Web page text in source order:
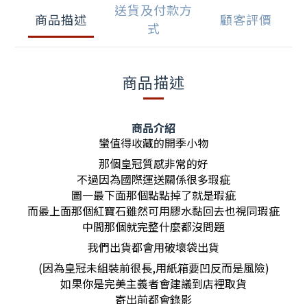
商品描述
送貨及付款方
式
顧客評價
商品描述
商品介紹
蠻值得收藏的開季小物
那個皇冠質感非常的好
不過因為國際運送關係很多瑕疵
圖一最下面那個點點掉了就是瑕疵
而最上面那個紅寶石雖然可用膠水黏回去也視同瑕疵
中間那個就完整什麼都沒問題
我們出貨都會用破壞袋出貨
(因為皇冠未組裝前很長,用紙箱要凹反而是風險)
如果你是完美主義者會建議到店裡取貨
寄出前都會錄影